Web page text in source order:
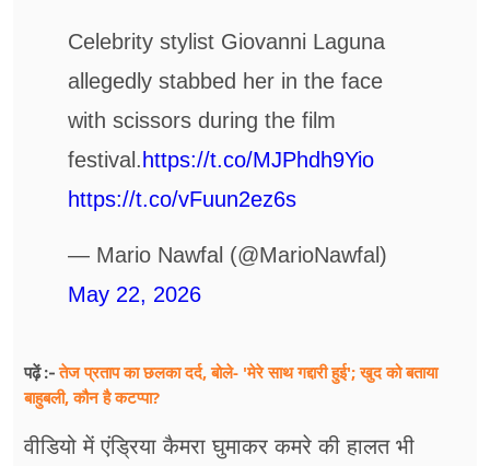
Celebrity stylist Giovanni Laguna
allegedly stabbed her in the face
with scissors during the film
festival. https://t.co/MJPhdh9Yio
https://t.co/vFuun2ez6s
— Mario Nawfal (@MarioNawfal)
May 22, 2026
पढ़ें :-तेज प्रताप का छलका दर्द, बोले- 'मेरे साथ गद्दारी हुई'; खुद को बताया
बाहुबली, कौन है कटप्पा?
वीडियो में एंड्रिया कैमरा घुमाकर कमरे की हालत भी